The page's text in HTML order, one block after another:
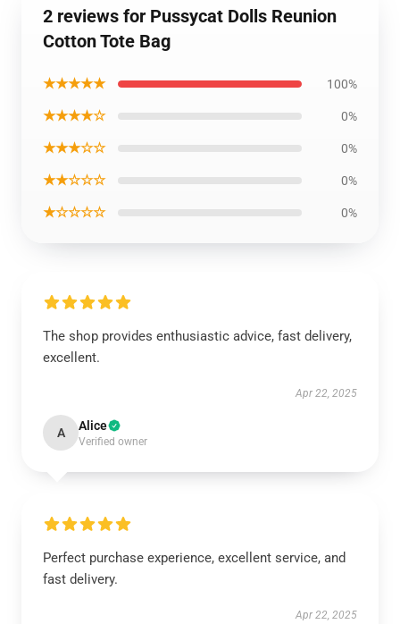
2 reviews for Pussycat Dolls Reunion
Cotton Tote Bag
★★★★★ 100%
★★★★☆ 0%
★★★☆☆ 0%
★★☆☆☆ 0%
★☆☆☆☆ 0%
The shop provides enthusiastic advice, fast delivery,
excellent.
Apr 22, 2025
A Alice
Verified owner
Perfect purchase experience, excellent service, and
fast delivery.
Apr 22, 2025